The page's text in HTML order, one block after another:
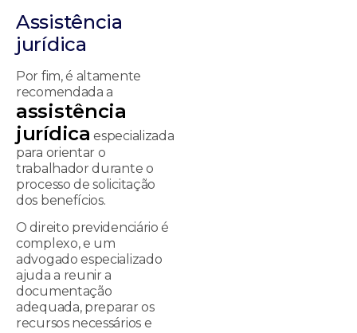
Assistência
jurídica
Por fim, é altamente
recomendada a
assistência
jurídica especializada
para orientar o
trabalhador durante o
processo de solicitação
dos benefícios.
O direito previdenciário é
complexo, e um
advogado especializado
ajuda a reunir a
documentação
adequada, preparar os
recursos necessários e